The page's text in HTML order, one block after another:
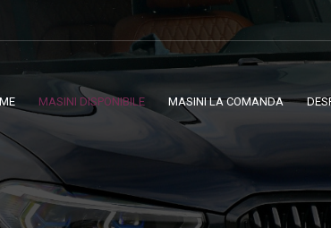
MASINI DISPONIBILE MASINI LA COMANDA